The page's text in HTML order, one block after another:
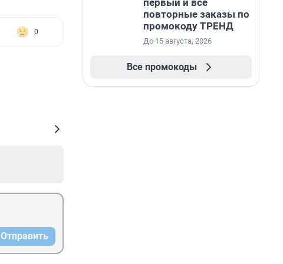
0
Отправить
первый и все
повторные заказы по
промокоду ТРЕНД
До 15 августа, 2026
Все промокоды